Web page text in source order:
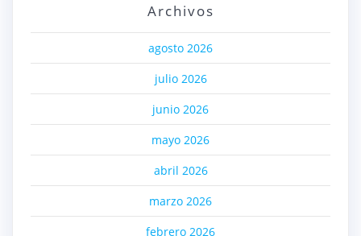
Archivos
agosto 2026
julio 2026
junio 2026
mayo 2026
abril 2026
marzo 2026
febrero 2026